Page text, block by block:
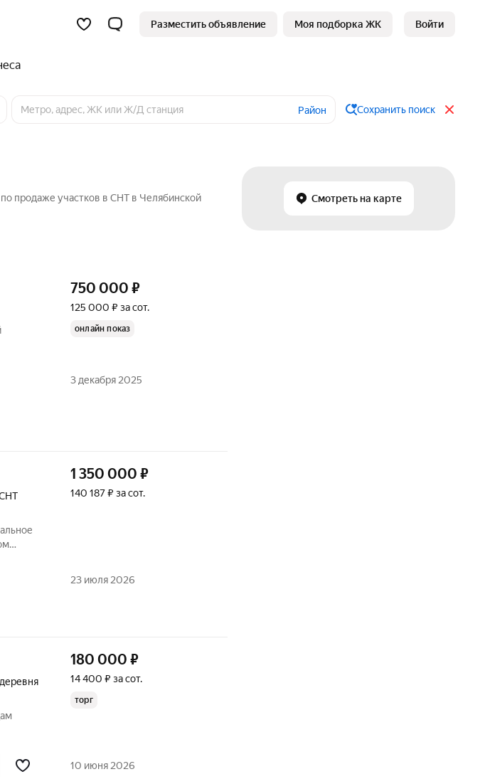
Разместить объявление Моя подборка ЖК Войти
Район Сохранить поиск
Смотреть на карте
продаже участков в СНТ в Челябинской
750 000 ₽
125 000 ₽ за сот.
онлайн показ
3 декабря 2025
1 350 000 ₽
140 187 ₽ за сот.
23 июля 2026
деревня
Медяк.
180 000 ₽
14 400 ₽ за сот.
торг
10 июня 2026